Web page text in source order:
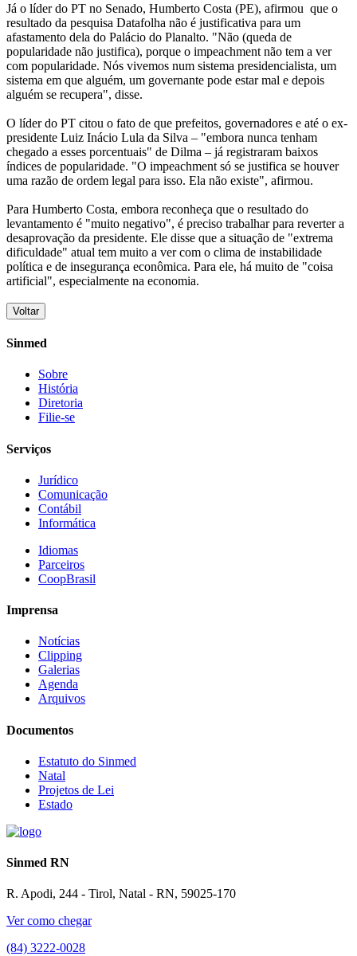
Já o líder do PT no Senado, Humberto Costa (PE), afirmou que o
resultado da pesquisa Datafolha não é justificativa para um
afastamento dela do Palácio do Planalto. "Não (queda de
popularidade não justifica), porque o impeachment não tem a ver
com popularidade. Nós vivemos num sistema presidencialista, um
sistema em que alguém, um governante pode estar mal e depois
alguém se recupera", disse.
O líder do PT citou o fato de que prefeitos, governadores e até o ex-
presidente Luiz Inácio Lula da Silva – "embora nunca tenham
chegado a esses porcentuais" de Dilma – já registraram baixos
índices de popularidade. "O impeachment só se justifica se houver
uma razão de ordem legal para isso. Ela não existe", afirmou.
Para Humberto Costa, embora reconheça que o resultado do
levantamento é "muito negativo", é preciso trabalhar para reverter a
desaprovação da presidente. Ele disse que a situação de "extrema
dificuldade" atual tem muito a ver com o clima de instabilidade
política e de insegurança econômica. Para ele, há muito de "coisa
artificial", especialmente na economia.
Voltar
Sinmed
Sobre
História
Diretoria
Filie-se
Serviços
Jurídico
Comunicação
Contábil
Informática
Idiomas
Parceiros
CoopBrasil
Imprensa
Notícias
Clipping
Galerias
Agenda
Arquivos
Documentos
Estatuto do Sinmed
Natal
Projetos de Lei
Estado
Sinmed RN
R. Apodi, 244 - Tirol, Natal - RN, 59025-170
Ver como chegar
(84) 3222-0028